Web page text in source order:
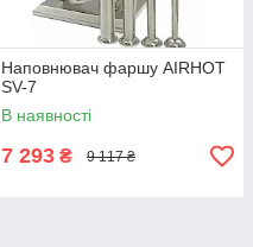
Наповнювач фаршу AIRHOT
SV-7
В наявності
7 293 ₴ 9 117 ₴